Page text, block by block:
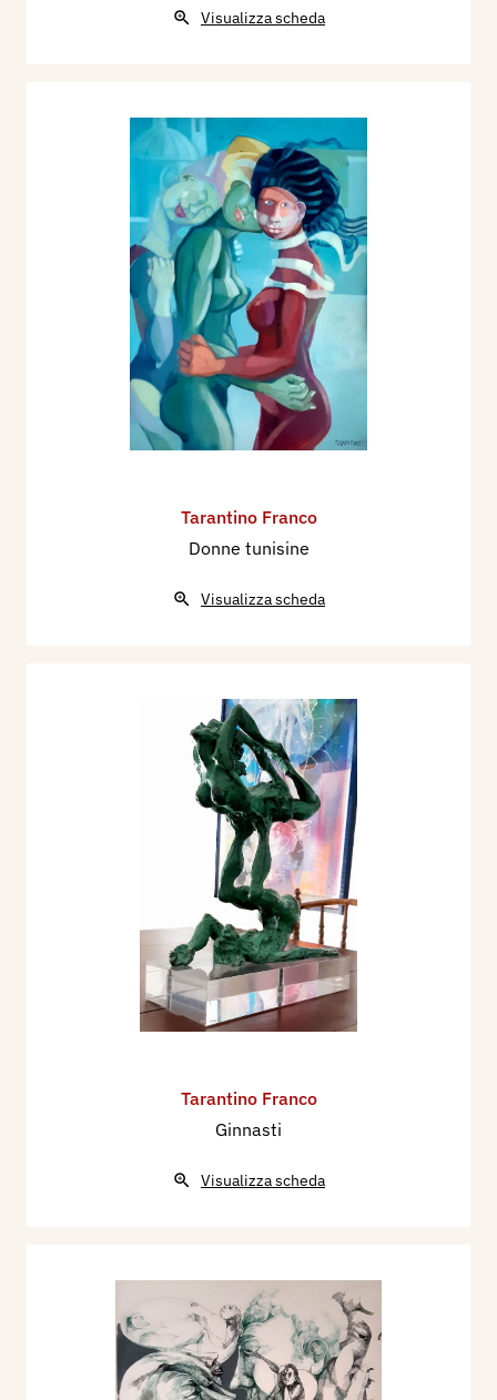
Visualizza scheda
Tarantino Franco
Donne tunisine
Visualizza scheda
Tarantino Franco
Ginnasti
Visualizza scheda